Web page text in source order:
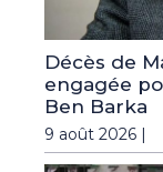
Décès de
engagée
Ben Barka
9 août 2026 |